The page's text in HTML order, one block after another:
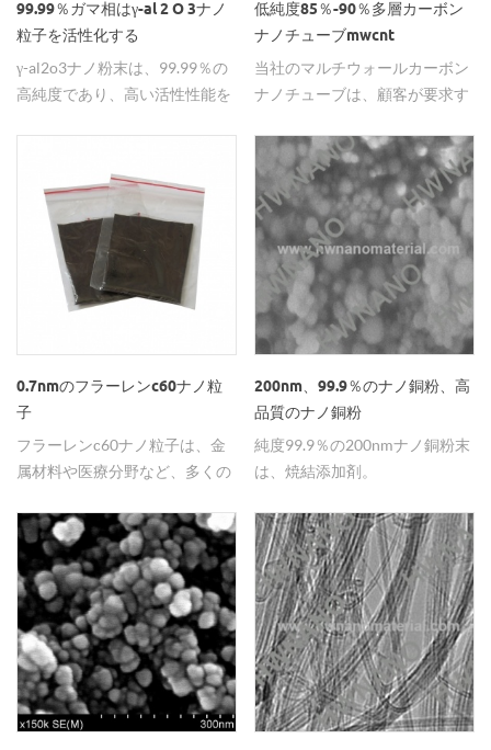
99.99％ガマ相はγ-al 2 O 3ナノ
粒子を活性化する
γ-al2o3ナノ粉末は、99.99％の
高純度であり、高い活性性能を
低純度85％-90％多層カーボン
ナノチューブmwcnt
当社のマルチウォールカーボン
ナノチューブは、顧客が要求す
85-90％を達成することができ
ます。
0.7nmのフラーレンc60ナノ粒
子
フラーレンc60ナノ粒子は、金
属材料や医療分野など、多くの
を有する
200nm、99.9％のナノ銅粉、高
品質のナノ銅粉
純度99.9％の200nmナノ銅粉末
は、焼結添加剤。